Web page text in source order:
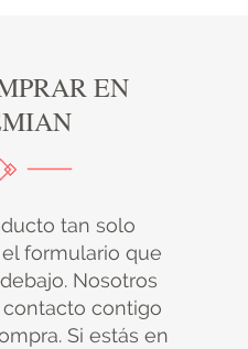
EN
tan solo
formulario que
Nosotros
contigo
Si estás en